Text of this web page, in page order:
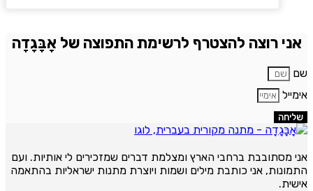
אני רוצה להצטרף לרשימת התפוצה של אָבָּגָדָה
שליחה
מסתובבת ברחבי הארץ ומצלמת דברים שמזכירים לי אותיות. ועם
אני כותבת מילים ושמות ויוצרת מתנות ישראליות בהתאמה